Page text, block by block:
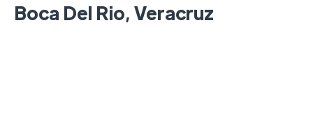
Boca Del Rio, Veracruz